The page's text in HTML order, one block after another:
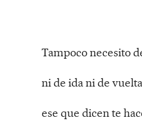
Tampoco necesito
ni de ida ni de
ese que dicen te